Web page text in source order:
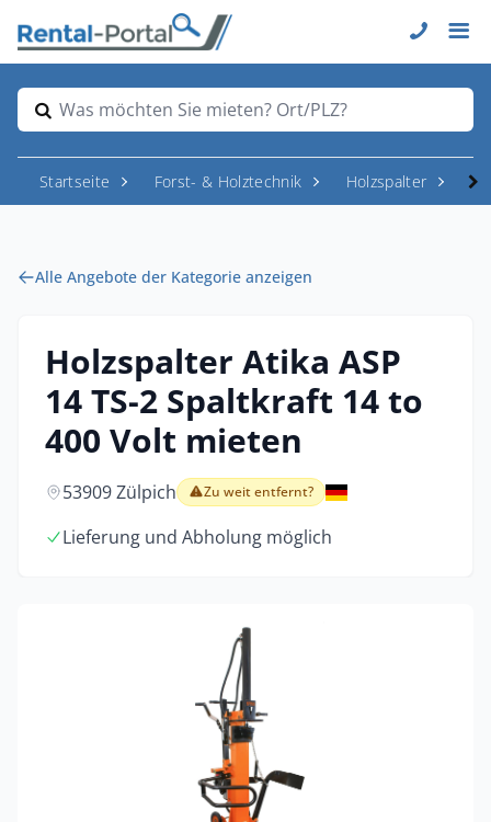
Was möchten Sie mieten? Ort/PLZ?
Startseite Forst- & Holztechnik Holzspalter
Alle Angebote der Kategorie anzeigen
Holzspalter Atika ASP
14 TS-2 Spaltkraft 14 to
400 Volt mieten
53909 Zülpich Zu weit entfernt?
Lieferung und Abholung möglich